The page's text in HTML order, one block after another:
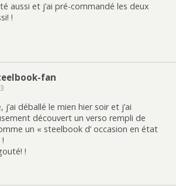
aussi et j’ai pré-commandé les deux
!
fan
j’ai déballé le mien hier soir et j’ai
découvert un verso rempli de
un « steelbook d’ occasion en état
!